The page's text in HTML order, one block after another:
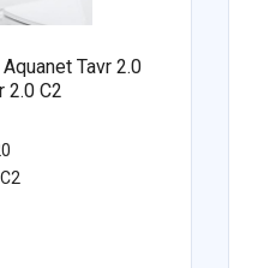
Tavr 2.0
2.0 C2